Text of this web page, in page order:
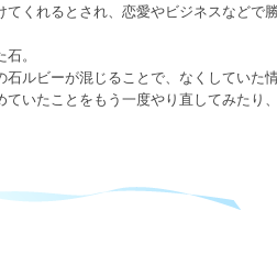
くれるとされ、恋愛やビジネスなどで
。
ルビーが混じることで、なくしていた
いたことをもう一度やり直してみた